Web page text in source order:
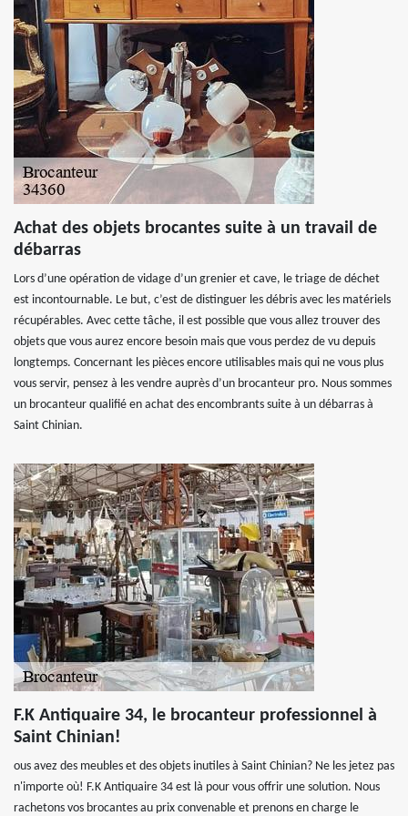
Achat des objets brocantes suite à un travail de
débarras
Lors d’une opération de vidage d’un grenier et cave, le triage de déchet
est incontournable. Le but, c’est de distinguer les débris avec les matériels
récupérables. Avec cette tâche, il est possible que vous allez trouver des
objets que vous aurez encore besoin mais que vous perdez de vu depuis
longtemps. Concernant les pièces encore utilisables mais qui ne vous plus
vous servir, pensez à les vendre auprès d’un brocanteur pro. Nous sommes
un brocanteur qualifié en achat des encombrants suite à un débarras à
Saint Chinian.
F.K Antiquaire 34, le brocanteur professionnel à
Saint Chinian!
ous avez des meubles et des objets inutiles à Saint Chinian? Ne les jetez pas
n'importe où! F.K Antiquaire 34 est là pour vous offrir une solution. Nous
rachetons vos brocantes au prix convenable et prenons en charge le